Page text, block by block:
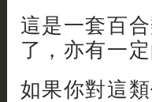
這是一套百
了，亦有一
如果你對這